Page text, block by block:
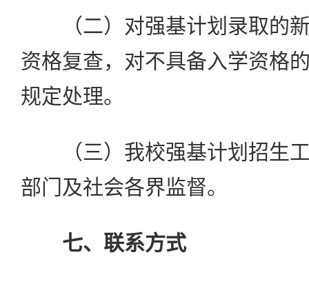
（二）对强基计划录取的新
资格复查，对不具备入学资格
规定处理。
（三）我校强基计划招生工
部门及社会各界监督。
七、联系方式